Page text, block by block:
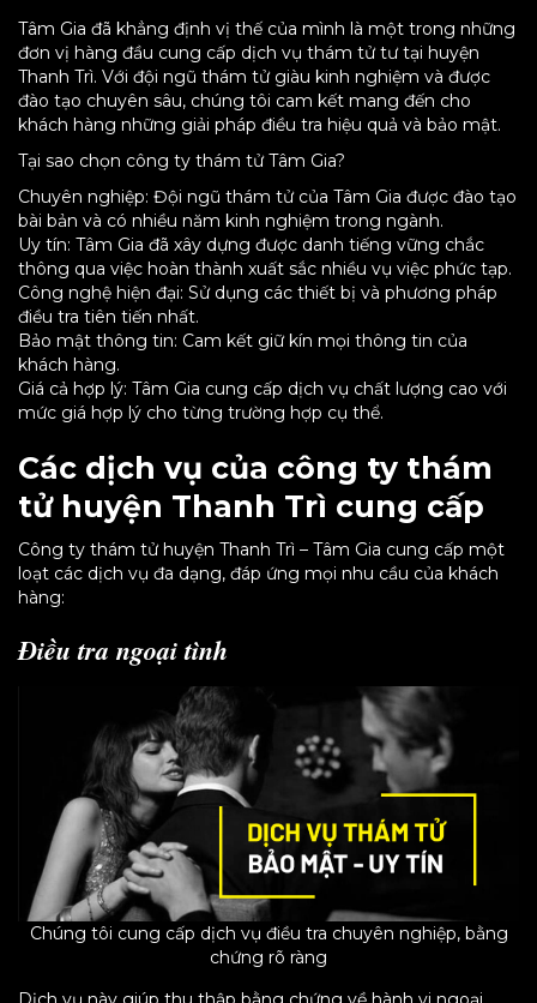
Tâm Gia đã khẳng định vị thế của mình là một trong những
đơn vị hàng đầu cung cấp dịch vụ thám tử tư tại huyện
Thanh Trì. Với đội ngũ thám tử giàu kinh nghiệm và được
đào tạo chuyên sâu, chúng tôi cam kết mang đến cho
khách hàng những giải pháp điều tra hiệu quả và bảo mật.
Tại sao chọn công ty thám tử Tâm Gia?
Chuyên nghiệp: Đội ngũ thám tử của Tâm Gia được đào tạo
bài bản và có nhiều năm kinh nghiệm trong ngành.
Uy tín: Tâm Gia đã xây dựng được danh tiếng vững chắc
thông qua việc hoàn thành xuất sắc nhiều vụ việc phức tạp.
Công nghệ hiện đại: Sử dụng các thiết bị và phương pháp
điều tra tiên tiến nhất.
Bảo mật thông tin: Cam kết giữ kín mọi thông tin của
khách hàng.
Giá cả hợp lý: Tâm Gia cung cấp dịch vụ chất lượng cao với
mức giá hợp lý cho từng trường hợp cụ thể.
Các dịch vụ của công ty thám
tử huyện Thanh Trì cung cấp
Công ty thám tử huyện Thanh Trì – Tâm Gia cung cấp một
loạt các dịch vụ đa dạng, đáp ứng mọi nhu cầu của khách
hàng:
Điều tra ngoại tình
Chúng tôi cung cấp dịch vụ điều tra chuyên nghiệp, bằng
chứng rõ ràng